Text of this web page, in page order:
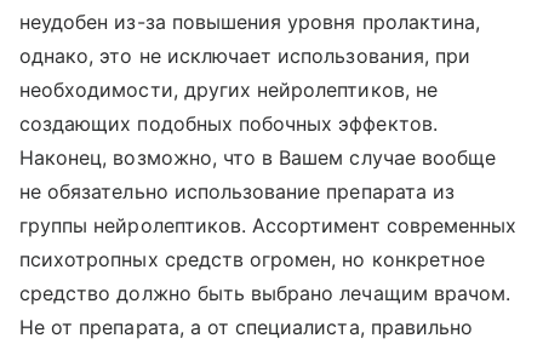
неудобен из-за повышения уровня пролактина,
однако, это не исключает использования, при
необходимости, других нейролептиков, не
создающих подобных побочных эффектов.
Наконец, возможно, что в Вашем случае вообще
не обязательно использование препарата из
группы нейролептиков. Ассортимент современных
психотропных средств огромен, но конкретное
средство должно быть выбрано лечащим врачом.
Не от препарата, а от специалиста, правильно